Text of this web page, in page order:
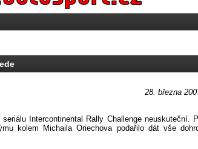
28. března
Intercontinental Rally Challenge neuskuteční.
kolem Michaila Oriechova podařilo dát vše